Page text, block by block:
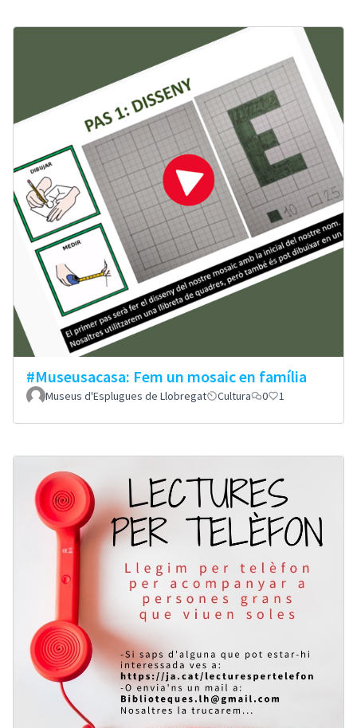
#Museusacasa: Fem un mosaic en família
Museus d'Esplugues de Llobregat Cultura 0 1